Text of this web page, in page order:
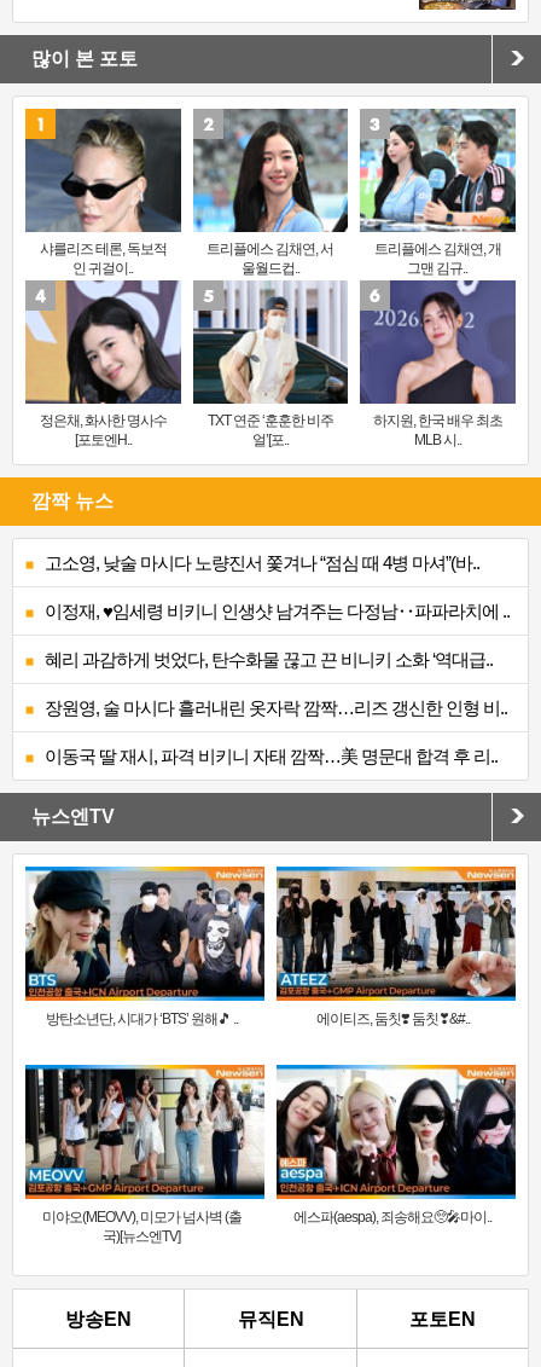
많이 본 포토
샤를리즈 테론, 독보적
인 귀걸이..
트리플에스 김채연, 서
울월드컵..
트리플에스 김채연, 개
그맨 김규..
정은채, 화사한 명사수
[포토엔H..
TXT 연준 ‘훈훈한 비주
얼’[포..
하지원, 한국 배우 최초
MLB 시..
깜짝 뉴스
고소영, 낮술 마시다 노량진서 쫓겨나 “점심 때 4병 마셔”(바..
이정재, ♥임세령 비키니 인생샷 남겨주는 다정남‥파파라치에 ..
혜리 과감하게 벗었다, 탄수화물 끊고 끈 비니키 소화 ‘역대급..
장원영, 술 마시다 흘러내린 옷자락 깜짝…리즈 갱신한 인형 비..
이동국 딸 재시, 파격 비키니 자태 깜짝…美 명문대 합격 후 리..
뉴스엔TV
방탄소년단, 시대가 ‘BTS’ 원해🎵 .. 에이티즈, 둠칫❣️ 둠칫❣&#..
미야오(MEOVV), 미모가 넘사벽 (출
국)[뉴스엔TV]
에스파(aespa), 죄송해요🥺🎤마이..
방송EN 뮤직EN 포토EN